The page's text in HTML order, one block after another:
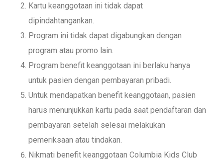
Kartu keanggotaan ini tidak dapat
dipindahtangankan.
Program ini tidak dapat digabungkan dengan
program atau promo lain.
Program benefit keanggotaan ini berlaku hanya
untuk pasien dengan pembayaran pribadi.
Untuk mendapatkan benefit keanggotaan, pasien
harus menunjukkan kartu pada saat pendaftaran dan
pembayaran setelah selesai melakukan
pemeriksaan atau tindakan.
Nikmati benefit keanggotaan Columbia Kids Club